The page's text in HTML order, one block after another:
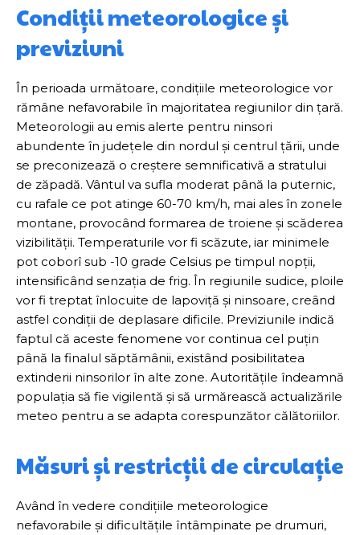
Condiții meteorologice și
previziuni
În perioada următoare, condițiile meteorologice vor
rămâne nefavorabile în majoritatea regiunilor din țară.
Meteorologii au emis alerte pentru ninsori
abundente în județele din nordul și centrul țării, unde
se preconizează o creștere semnificativă a stratului
de zăpadă. Vântul va sufla moderat până la puternic,
cu rafale ce pot atinge 60-70 km/h, mai ales în zonele
montane, provocând formarea de troiene și scăderea
vizibilității. Temperaturile vor fi scăzute, iar minimele
pot coborî sub -10 grade Celsius pe timpul nopții,
intensificând senzația de frig. În regiunile sudice, ploile
vor fi treptat înlocuite de lapoviță și ninsoare, creând
astfel condiții de deplasare dificile. Previziunile indică
faptul că aceste fenomene vor continua cel puțin
până la finalul săptămânii, existând posibilitatea
extinderii ninsorilor în alte zone. Autoritățile îndeamnă
populația să fie vigilentă și să urmărească actualizările
meteo pentru a se adapta corespunzător călătoriilor.
Măsuri și restricții de circulație
Având în vedere condițiile meteorologice
nefavorabile și dificultățile întâmpinate pe drumuri,